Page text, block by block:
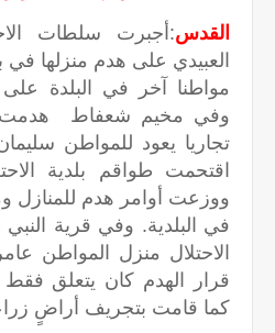
القدس:أجبرت سلطات
العبيدي على هدم منزلها في
مواطنا آخر في البلدة على
وفي مخيم شعفاط هدمت
تجاريا يعود للمواطن
اقتحمت طواقم بلدية
ووزعت أوامر هدم للمنازل
في البلدية. وفي قرية
الاحتلال منزل المواطن
قرار الهدم كان يتعلق
كما قامت بتجريف أراضٍ